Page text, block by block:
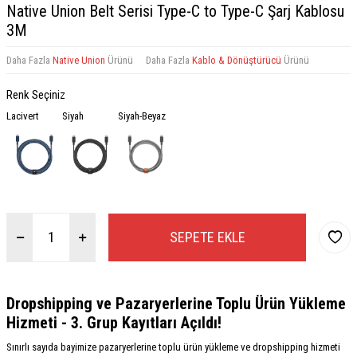
Native Union Belt Serisi Type-C to Type-C Şarj Kablosu
3M
Daha Fazla Native Union Ürünü Daha Fazla Kablo & Dönüştürücü Ürünü
Renk Seçiniz
Lacivert Siyah Siyah-Beyaz
SEPETE EKLE
Dropshipping ve Pazaryerlerine Toplu Ürün Yükleme
Hizmeti - 3. Grup Kayıtları Açıldı!
Sınırlı sayıda bayimize pazaryerlerine toplu ürün yükleme ve dropshipping hizmeti